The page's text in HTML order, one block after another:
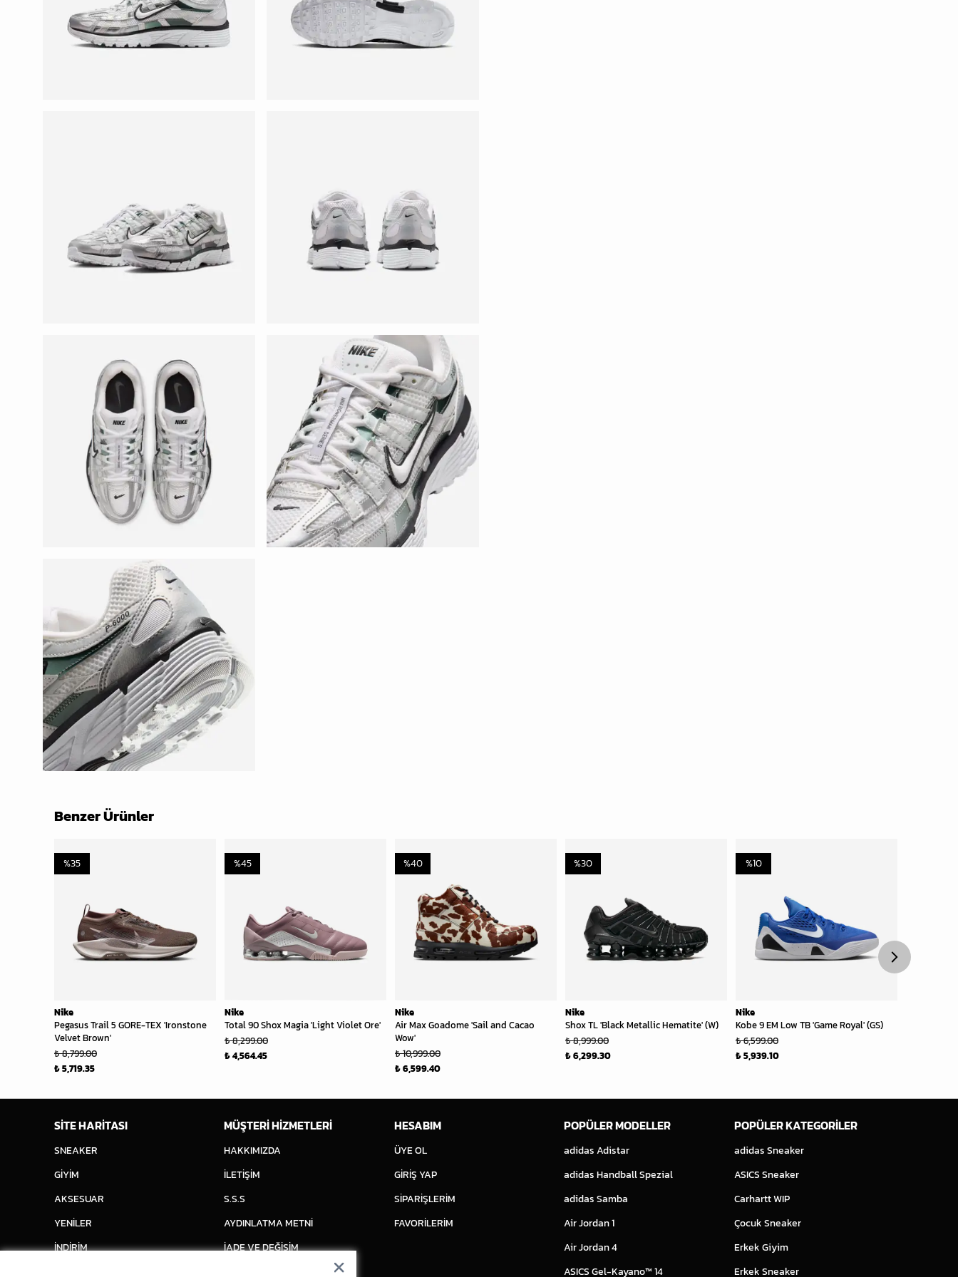
Benzer Ürünler
Nike
Pegasus Trail 5 GORE-TEX 'Ironstone
Velvet Brown'
%35
₺ 8,799.00
₺ 5,719.35
Nike
Total 90 Shox Magia 'Light Violet Ore'
%45
₺ 8,299.00
₺ 4,564.45
Nike
Air Max Goadome 'Sail and Cacao
Wow'
%40
₺ 10,999.00
₺ 6,599.40
Nike
Shox TL 'Black Metallic Hematite' (W)
%30
₺ 8,999.00
₺ 6,299.30
Nike
Kobe 9 EM Low TB 'Game Royal' (GS)
%10
₺ 6,599.00
₺ 5,939.10
SİTE HARİTASI
SNEAKER
GİYİM
AKSESUAR
YENİLER
İNDİRİM
MÜŞTERİ HİZMETLERİ
HAKKIMIZDA
İLETİŞİM
S.S.S
AYDINLATMA METNİ
İADE VE DEĞİŞİM
HESABIM
ÜYE OL
GİRİŞ YAP
SİPARİŞLERİM
FAVORİLERİM
POPÜLER MODELLER
adidas Adistar
adidas Handball Spezial
adidas Samba
Air Jordan 1
Air Jordan 4
ASICS Gel-Kayano™ 14
POPÜLER KATEGORİLER
adidas Sneaker
ASICS Sneaker
Carhartt WIP
Çocuk Sneaker
Erkek Giyim
Erkek Sneaker